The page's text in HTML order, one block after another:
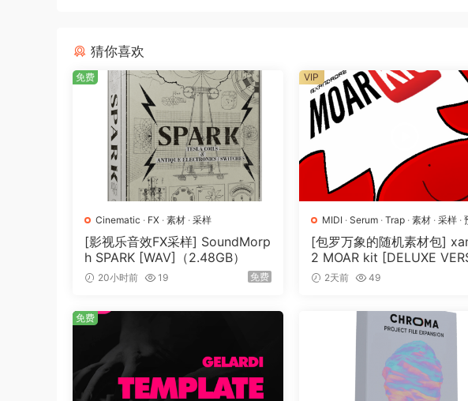
方法，我们确保每个声音不仅具有冲击力，而且充满深度和个性。最
告片、电影和游戏创造引人注目、充满情感的影响。
WHAT’S SPECIAL ABOUT THIS LIBRARY
CINEMATIC IMPACTS 是从事顶级电影、电视和游戏的声音设计专业
大声音，可立即获得结果，非常适合在截止日期紧迫的情况下使用。
Kit 提供了模块化元素 – 引导、冲击、延音和尾音 – 允许您自定义和塑
无论您是需要即时影响还是灵活地制作自己的影响，CINEMATIC
付具有影响力的作品。
兼容软件
这个 BOOM 生物声音库以 WAV 文件的形式提供，这意味着您可以
丰富的元数据嵌入
为了给您提供最快最简单的工作流程，所有文件都包含大量的元数据
的声音。元数据可以通过音频管理工具读取和处理。
猜你喜欢
Cinematic · FX · 素材 · 采样
[影视乐音效FX采样] SoundMorp
h SPARK [WAV]（2.48GB）
20小时前 19 免费
免费
MIDI · Serum· Trap· 素材· 采样·
[包罗万象的随机素材包]
2 MOAR kit [DELUXE
N] [WAV, MiDi]（3.1GB）
2天前 49
VIP
免费